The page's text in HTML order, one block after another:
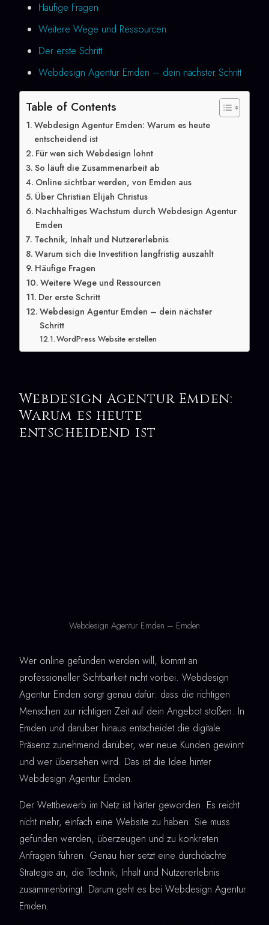
Häufige Fragen
Weitere Wege und Ressourcen
Der erste Schritt
Webdesign Agentur Emden – dein nächster Schritt
Table of Contents
Webdesign Agentur Emden: Warum es heute
entscheidend ist
Für wen sich Webdesign lohnt
So läuft die Zusammenarbeit ab
Online sichtbar werden, von Emden aus
Über Christian Elijah Christus
Nachhaltiges Wachstum durch Webdesign Agentur
Emden
Technik, Inhalt und Nutzererlebnis
Warum sich die Investition langfristig auszahlt
Häufige Fragen
Weitere Wege und Ressourcen
Der erste Schritt
Webdesign Agentur Emden – dein nächster
Schritt
WordPress Website erstellen
Webdesign Agentur Emden:
Warum es heute
entscheidend ist
Webdesign Agentur Emden – Emden
Wer online gefunden werden will, kommt an
professioneller Sichtbarkeit nicht vorbei. Webdesign
Agentur Emden sorgt genau dafür: dass die richtigen
Menschen zur richtigen Zeit auf dein Angebot stoßen. In
Emden und darüber hinaus entscheidet die digitale
Präsenz zunehmend darüber, wer neue Kunden gewinnt
und wer übersehen wird. Das ist die Idee hinter
Webdesign Agentur Emden.
Der Wettbewerb im Netz ist härter geworden. Es reicht
nicht mehr, einfach eine Website zu haben. Sie muss
gefunden werden, überzeugen und zu konkreten
Anfragen führen. Genau hier setzt eine durchdachte
Strategie an, die Technik, Inhalt und Nutzererlebnis
zusammenbringt. Darum geht es bei Webdesign Agentur
Emden.